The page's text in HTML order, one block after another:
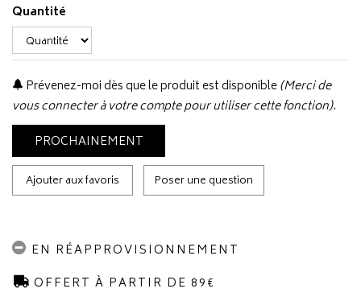
Quantité
Prévenez-moi dès que le produit est disponible(Merci de
vous connecter à votre compte pour utiliser cette fonction).
PROCHAINEMENT
Ajouter aux favoris Poser une question
EN RÉAPPROVISIONNEMENT
OFFERT À PARTIR DE 89€